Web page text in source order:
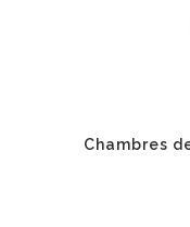
Chambres